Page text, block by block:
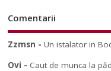
Comentarii
Zzmsn -Un istalator in
Ovi - Caut de munca la